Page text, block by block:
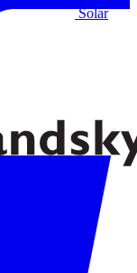
Solar